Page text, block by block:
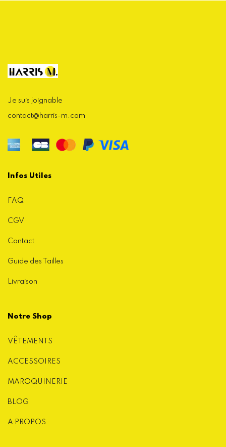
Je suis joignable
contact@harris-m.com
Infos Utiles
FAQ
CGV
Contact
Guide des Tailles
Livraison
Notre Shop
VÊTEMENTS
ACCESSOIRES
MAROQUINERIE
BLOG
A PROPOS